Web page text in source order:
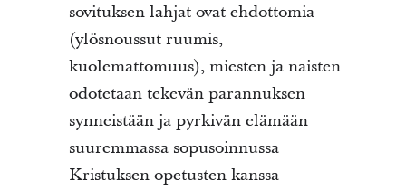
sovituksen lahjat ovat ehdottomia
(ylösnoussut ruumis,
kuolemattomuus), miesten ja naisten
odotetaan tekevän parannuksen
synneistään ja pyrkivän elämään
suuremmassa sopusoinnussa
Kristuksen opetusten kanssa